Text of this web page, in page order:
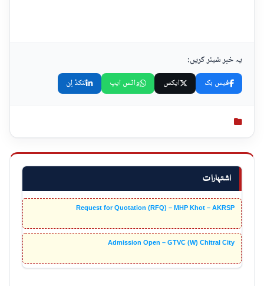
اشتہارات
Request for Quotation (RFQ) – MHP Khot – AKRSP
Admission Open – GTVC (W) Chitral City
یہ خبر شیئر کریں:
فیس بک ایکس واٹس ایپ لنکڈ اِن